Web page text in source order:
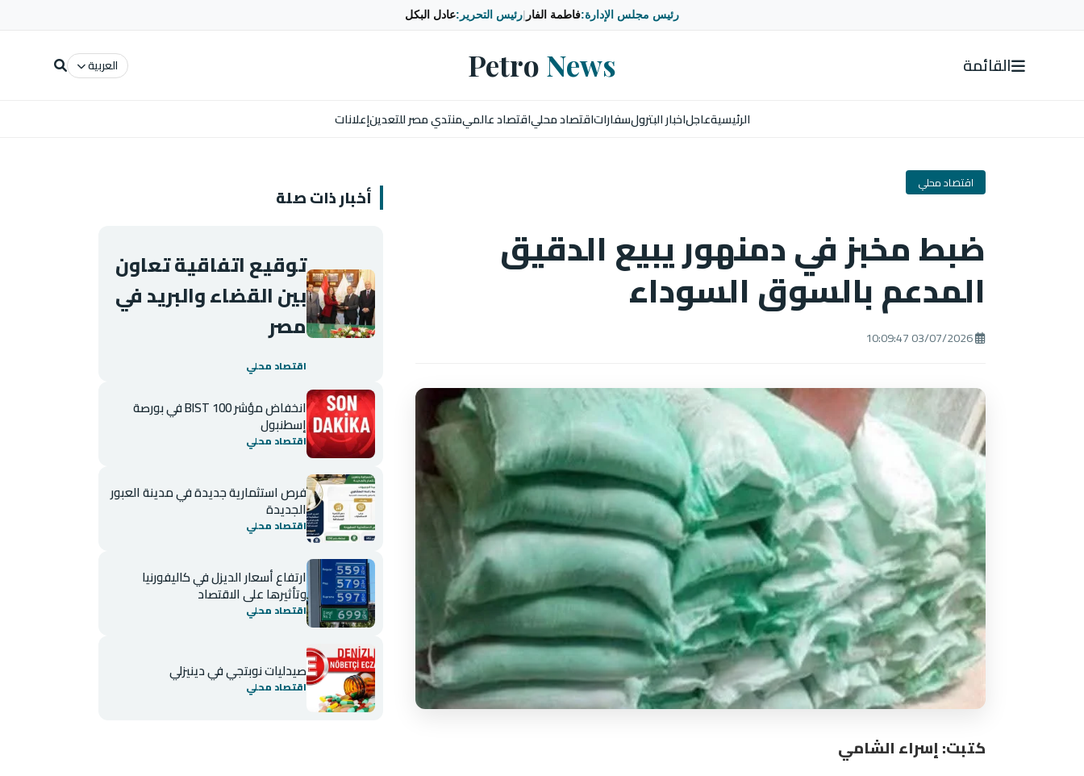
رئيس مجلس الإدارة:فاطمة الفار رئيس التحرير:عادل البكل
القائمة Petro News العربية
الرئيسيةعاجلاخبار البترولسفاراتاقتصاد محلياقتصاد عالميمنتدي مصر للتعدينإعلانات
اقتصاد محلي
ضبط مخبز في دمنهور يبيع الدقيق
المدعم بالسوق السوداء
كتبت: إسراء الشامي
أخبار ذات صلة
توقيع اتفاقية تعاون
بين القضاء والبريد في
مصر
اقتصاد محلي
انخفاض مؤشر BIST 100 في بورصة
إسطنبول
اقتصاد محلي
فرص استثمارية جديدة في مدينة العبور
الجديدة
اقتصاد محلي
ارتفاع أسعار الديزل في كاليفورنيا
وتأثيرها على الاقتصاد
اقتصاد محلي
صيدليات نوبتجي في دينيزلي
اقتصاد محلي